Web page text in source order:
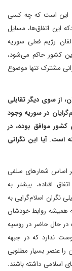
این است که چه کسی
این اتفاق‌ها، مسایل
رژیم فعلی سوریه
کشور حاکم می‌شود،
مشترک تنها موضوع
از سوی دیگر تقابلی
در سوریه وجود
کشور موافق بوده، در
است. آیا این نگرانی
اساس شعارهای سلفی
افتاده، بیشتر به
اسلام‌گرایی به
همیشه روابط خودشان
در حال حاضر در روسیه
ندارد که در جبهه
را عنصر بسیار مطلوبی
اسلامی داشته باشند.